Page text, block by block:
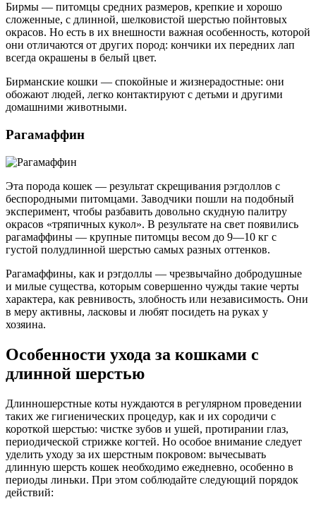
Бирмы — питомцы средних размеров, крепкие и хорошо
сложенные, с длинной, шелковистой шерстью пойнтовых
окрасов. Но есть в их внешности важная особенность, которой
они отличаются от других пород: кончики их передних лап
всегда окрашены в белый цвет.
Бирманские кошки — спокойные и жизнерадостные: они
обожают людей, легко контактируют с детьми и другими
домашними животными.
Рагамаффин
Эта порода кошек — результат скрещивания рэгдоллов с
беспородными питомцами. Заводчики пошли на подобный
эксперимент, чтобы разбавить довольно скудную палитру
окрасов «тряпичных кукол». В результате на свет появились
рагамаффины — крупные питомцы весом до 9—10 кг с
густой полудлинной шерстью самых разных оттенков.
Рагамаффины, как и рэгдоллы — чрезвычайно добродушные
и милые существа, которым совершенно чужды такие черты
характера, как ревнивость, злобность или независимость. Они
в меру активны, ласковы и любят посидеть на руках у
хозяина.
Особенности ухода за кошками с
длинной шерстью
Длинношерстные коты нуждаются в регулярном проведении
таких же гигиенических процедур, как и их сородичи с
короткой шерстью: чистке зубов и ушей, протирании глаз,
периодической стрижке когтей. Но особое внимание следует
уделить уходу за их шерстным покровом: вычесывать
длинную шерсть кошек необходимо ежедневно, особенно в
периоды линьки. При этом соблюдайте следующий порядок
действий: